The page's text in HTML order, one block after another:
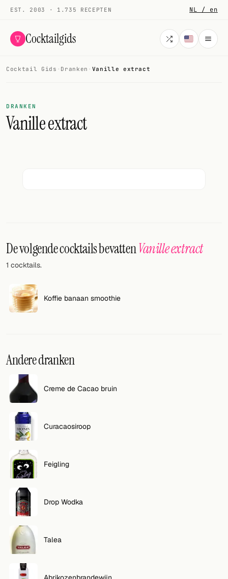
EST. 2003 · 1.735 RECEPTEN NL / en
Cocktailgids
Alle cocktails
Voeg hier uw eigen cocktail of smoothie toe.
Alle dranken
Cocktail boeken
Cocktail bar
Eenheden
Links
Zoeken
VOLG
Twitter
Facebook
RSS
Cocktail app
Cocktail Gids · Dranken · Vanille extract
DRANKEN
Vanille extract
De volgende cocktails bevattenVanille extract
1 cocktails.
Koffie banaan smoothie
Andere dranken
Creme de Cacao bruin
Curacaosiroop
Feigling
Drop Wodka
Talea